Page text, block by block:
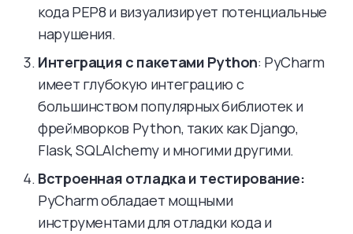
кода PEP8 и визуализирует потенциальные
нарушения.
Интеграция с пакетами Python: PyCharm
имеет глубокую интеграцию с
большинством популярных библиотек и
фреймворков Python, таких как Django,
Flask, SQLAlchemy и многими другими.
Встроенная отладка и тестирование:
PyCharm обладает мощными
инструментами для отладки кода и